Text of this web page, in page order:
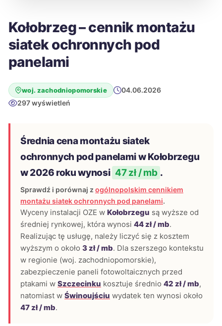
Kołobrzeg – cennik montażu
siatek ochronnych pod
panelami
woj. zachodniopomorskie
04.06.2026
297 wyświetleń
Średnia cena montażu siatek
ochronnych pod panelami w Kołobrzegu
w 2026 roku wynosi 47 zł / mb .
Sprawdź i porównaj z ogólnopolskim cennikiem
montażu siatek ochronnych pod panelami.
Wyceny instalacji OZE w Kołobrzegu są wyższe od
średniej rynkowej, która wynosi 44 zł / mb.
Realizując tę usługę, należy liczyć się z kosztem
wyższym o około 3 zł / mb. Dla szerszego kontekstu
w regionie (woj. zachodniopomorskie),
zabezpieczenie paneli fotowoltaicznych przed
ptakami w Szczecinku kosztuje średnio 42 zł / mb,
natomiast w Świnoujściu wydatek ten wynosi około
47 zł / mb.